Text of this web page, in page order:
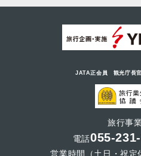
JATA正会員 観光庁長
旅行事
電話055-
営業時間（土日・祝